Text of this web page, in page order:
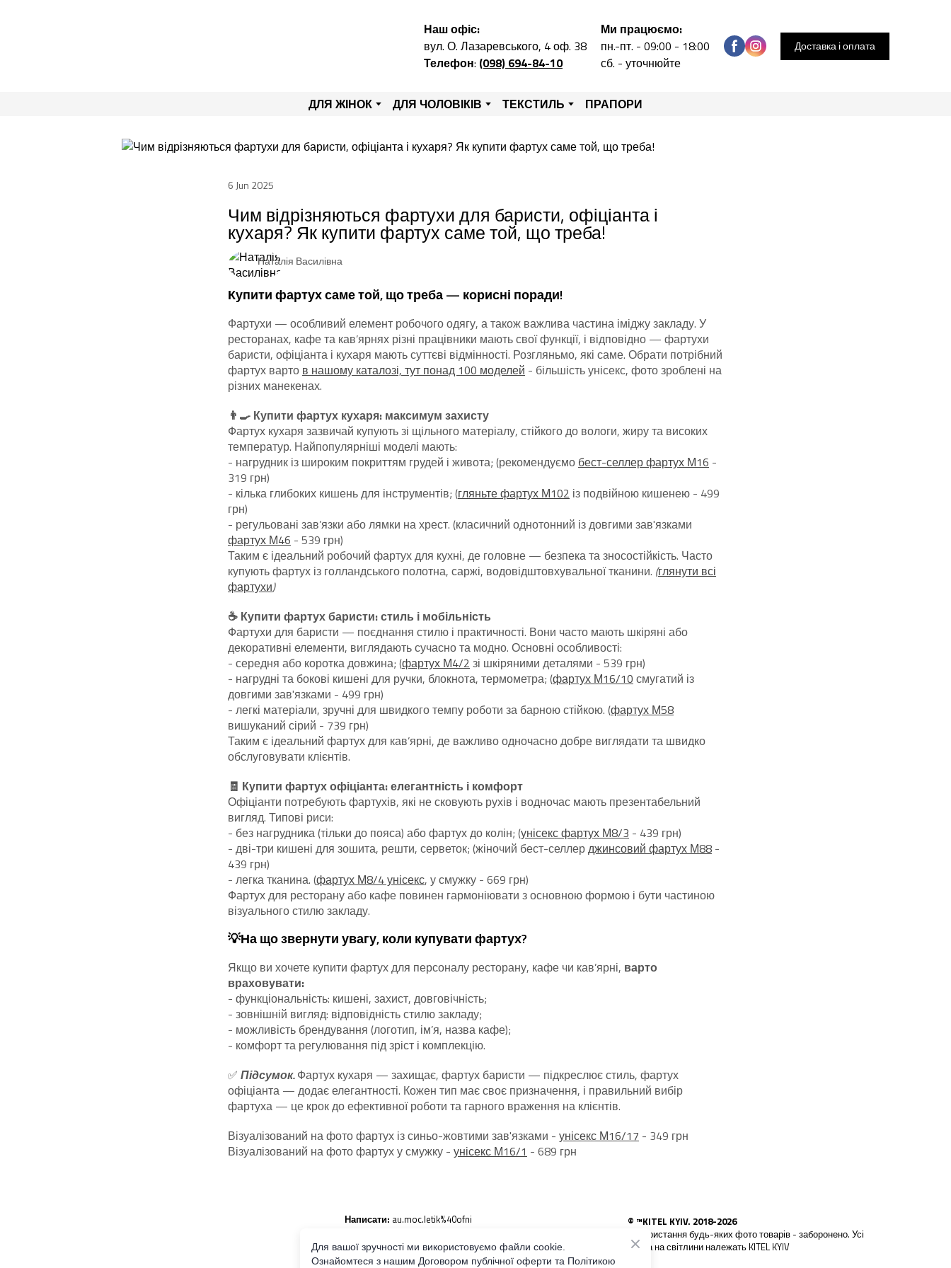
Наш офіс:
вул. О. Лазаревського, 4 оф. 38
Телефон: (098) 694-84-10
Ми працюємо:
пн.-пт. - 09:00 - 18:00
сб. - уточнюйте
Доставка і оплата
ДЛЯ ЖІНОК ДЛЯ ЧОЛОВІКІВ ТЕКСТИЛЬ ПРАПОРИ
6 Jun 2025
Чим відрізняються фартухи для баристи, офіціанта і
кухаря? Як купити фартух саме той, що треба!
Наталія Василівна
Купити фартух саме той, що треба — корисні поради!
Фартухи — особливий елемент робочого одягу, а також важлива частина іміджу закладу. У
ресторанах, кафе та кав’ярнях різні працівники мають свої функції, і відповідно — фартухи
баристи, офіціанта і кухаря мають суттєві відмінності. Розгляньмо, які саме. Обрати потрібний
фартух варто в нашому каталозі, тут понад 100 моделей - більшість унісекс, фото зроблені на
різних манекенах.
👨‍🍳 Купити фартух кухаря: максимум захисту
Фартух кухаря зазвичай купують зі щільного матеріалу, стійкого до вологи, жиру та високих
температур. Найпопулярніші моделі мають:
- нагрудник із широким покриттям грудей і живота; (рекомендуємо бест-селлер фартух М16 -
319 грн)
- кілька глибоких кишень для інструментів; (гляньте фартух М102 із подвійною кишенею - 499
грн)
- регульовані зав’язки або лямки на хрест. (класичний однотонний із довгими зав'язками
фартух М46 - 539 грн)
Таким є ідеальний робочий фартух для кухні, де головне — безпека та зносостійкість. Часто
купують фартух із голландського полотна, саржі, водовідштовхувальної тканини. (глянути всі
фартухи)
☕ Купити фартух баристи: стиль і мобільність
Фартухи для баристи — поєднання стилю і практичності. Вони часто мають шкіряні або
декоративні елементи, виглядають сучасно та модно. Основні особливості:
- середня або коротка довжина; (фартух М4/2 зі шкіряними деталями - 539 грн)
- нагрудні та бокові кишені для ручки, блокнота, термометра; (фартух М16/10 смугатий із
довгими зав'язками - 499 грн)
- легкі матеріали, зручні для швидкого темпу роботи за барною стійкою. (фартух М58
вишуканий сірий - 739 грн)
Таким є ідеальний фартух для кав’ярні, де важливо одночасно добре виглядати та швидко
обслуговувати клієнтів.
🧾 Купити фартух офіціанта: елегантність і комфорт
Офіціанти потребують фартухів, які не сковують рухів і водночас мають презентабельний
вигляд. Типові риси:
- без нагрудника (тільки до пояса) або фартух до колін; (унісекс фартух М8/3 - 439 грн)
- дві-три кишені для зошита, решти, серветок; (жіночий бест-селлерджинсовий фартух М88 -
439 грн)
- легка тканина. (фартух М8/4 унісекс, у смужку - 669 грн)
Фартух для ресторану або кафе повинен гармоніювати з основною формою і бути частиною
візуального стилю закладу.
💡На що звернути увагу, коли купувати фартух?
Якщо ви хочете купити фартух для персоналу ресторану, кафе чи кав’ярні, варто
враховувати:
- функціональність: кишені, захист, довговічність;
- зовнішній вигляд: відповідність стилю закладу;
- можливість брендування (логотип, ім’я, назва кафе);
- комфорт та регулювання під зріст і комплекцію.
✅ Підсумок.Фартух кухаря — захищає, фартух баристи — підкреслює стиль, фартух
офіціанта — додає елегантності. Кожен тип має своє призначення, і правильний вибір
фартуха — це крок до ефективної роботи та гарного враження на клієнтів.
Візуалізований на фото фартух із синьо-жовтими зав'язками - унісекс М16/17 - 349 грн
Візуалізований на фото фартух у смужку - унісекс М16/1 - 689 грн
Написати: au.moc.letik%40ofni
Тел.:
098-694-84-10
© ™KITEL KYIV. 2018-2026
Використання будь-яких фото товарів - заборонено. Усі
права на світлини належать KITEL KYIV
Для вашої зручності ми використовуємо файли cookie.
Ознайомтеся з нашим Договором публічної оферти та Політикою